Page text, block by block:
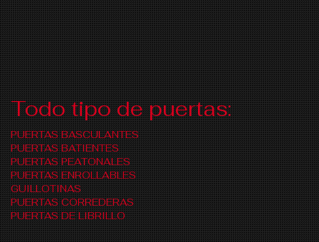
Todo tipo de puertas:
PUERTAS BASCULANTES
PUERTAS BATIENTES
PUERTAS PEATONALES
PUERTAS ENROLLABLES
GUILLOTINAS
PUERTAS CORREDERAS
PUERTAS DE LIBRILLO